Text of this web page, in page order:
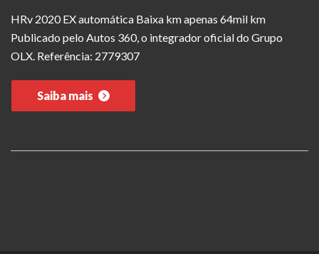
HRv 2020 EX automática Baixa km apenas 64mil km
Publicado pelo Autos 360, o integrador oficial do Grupo
OLX. Referência: 2779307
Saiba mais